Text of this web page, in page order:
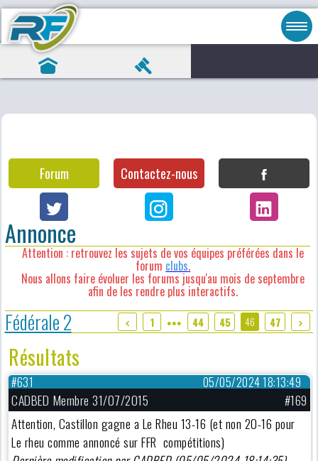
Forum Contactez-nous
Annonce
Attention : retrouvez les sujets de vos équipes préférées dans le
forum clubs.
Nous allons faire évoluer les forums jusqu'au mois de septembre
afin de les rendre plus interactifs.
Fédérale 2 1 ●●● 44 45 46 47
Résultats
05/05/2024 18:13:49
#631
CADBED Membre 31/07/2015
#169
Attention, Castillon gagne a Le Rheu 13-16 (et non 20-16 pour
Le rheu comme annoncé sur FFR compétitions)